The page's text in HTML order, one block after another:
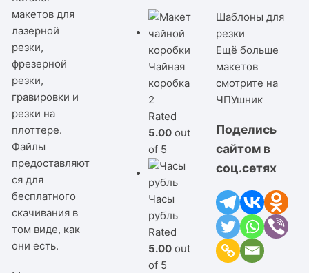
макетов для
лазерной
резки,
фрезерной
резки,
гравировки и
резки на
плоттере.
Файлы
предоставляют
ся для
бесплатного
скачивания в
том виде, как
они есть.
Чайная
коробка
2
Rated
5.00 out
of 5
Часы
рубль
Rated
5.00 out
of 5
Шаблоны для
резки
Ещё больше
макетов
смотрите на
ЧПУшник
Поделись
сайтом в
соц.сетях